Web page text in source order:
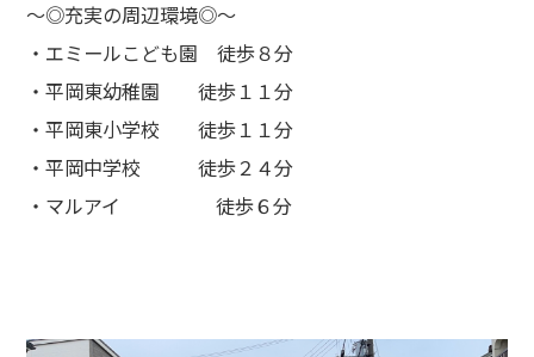
～◎充実の周辺環境◎～
・エミールこども園 徒歩８分
・平岡東幼稚園 徒歩１１分
・平岡東小学校 徒歩１１分
・平岡中学校 徒歩２４分
・マルアイ 徒歩６分